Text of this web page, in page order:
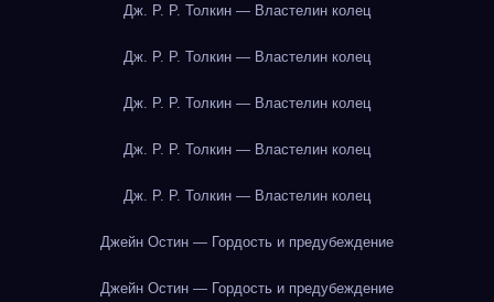
Дж. Р. Р. Толкин — Властелин колец
Дж. Р. Р. Толкин — Властелин колец
Дж. Р. Р. Толкин — Властелин колец
Дж. Р. Р. Толкин — Властелин колец
Дж. Р. Р. Толкин — Властелин колец
Джейн Остин — Гордость и предубеждение
Джейн Остин — Гордость и предубеждение